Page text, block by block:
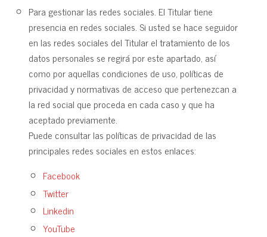
Para gestionar las redes sociales. El Titular tiene
presencia en redes sociales. Si usted se hace seguidor
en las redes sociales del Titular el tratamiento de los
datos personales se regirá por este apartado, así
como por aquellas condiciones de uso, políticas de
privacidad y normativas de acceso que pertenezcan a
la red social que proceda en cada caso y que ha
aceptado previamente.
Puede consultar las políticas de privacidad de las
principales redes sociales en estos enlaces:
Facebook
Twitter
Linkedin
YouTube